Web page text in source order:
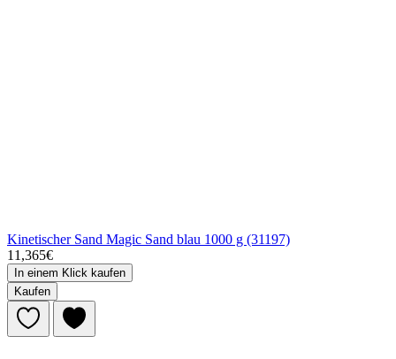
Kinetischer Sand Magic Sand blau 1000 g (31197)
11,365€
In einem Klick kaufen
Kaufen